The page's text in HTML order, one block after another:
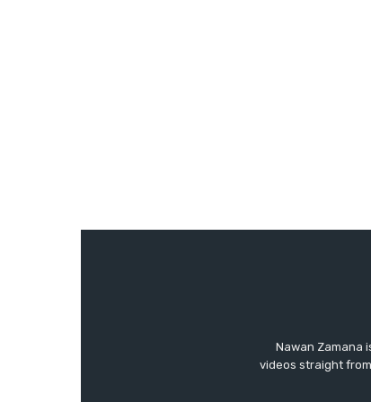
Nawan Zamana
videos straight